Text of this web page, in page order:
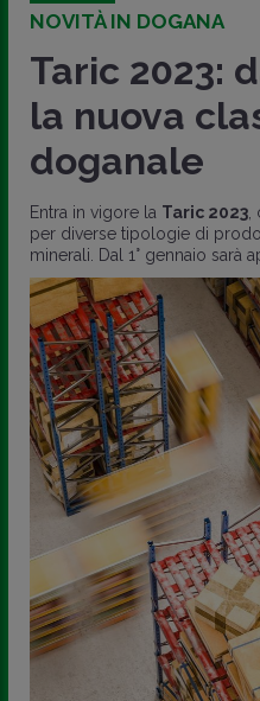
gennaio
codici doganali
chimici e
nuova c..